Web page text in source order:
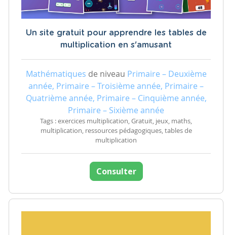
Un site gratuit pour apprendre les tables de
multiplication en s'amusant
Mathématiques de niveau Primaire – Deuxième
année, Primaire – Troisième année, Primaire –
Quatrième année, Primaire – Cinquième année,
Primaire – Sixième année
Tags : exercices multiplication, Gratuit, jeux, maths,
multiplication, ressources pédagogiques, tables de
multiplication
Consulter